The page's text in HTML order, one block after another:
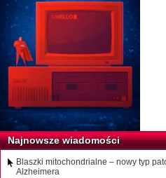
Najnowsze wiadomości
Blaszki mitochondrialne – nowy typ
Alzheimera